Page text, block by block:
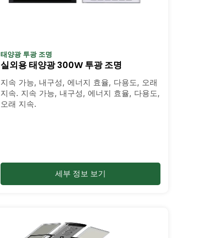
태양광 투광 조명
실외용 태양광 300W 투광 조명
지속 가능, 내구성, 에너지 효율, 다용도, 오래
지속. 지속 가능, 내구성, 에너지 효율, 다용도,
오래 지속.
세부 정보 보기